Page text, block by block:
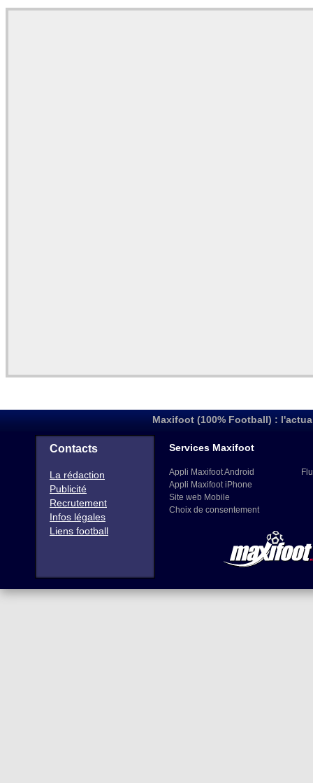
Maxifoot (100% Football) :
Contacts
La rédaction
Publicité
Recrutement
Infos légales
Liens football
Services Maxifoot
Appli Maxifoot Android
Appli Maxifoot iPhone
Site web Mobile
Choix de consentement